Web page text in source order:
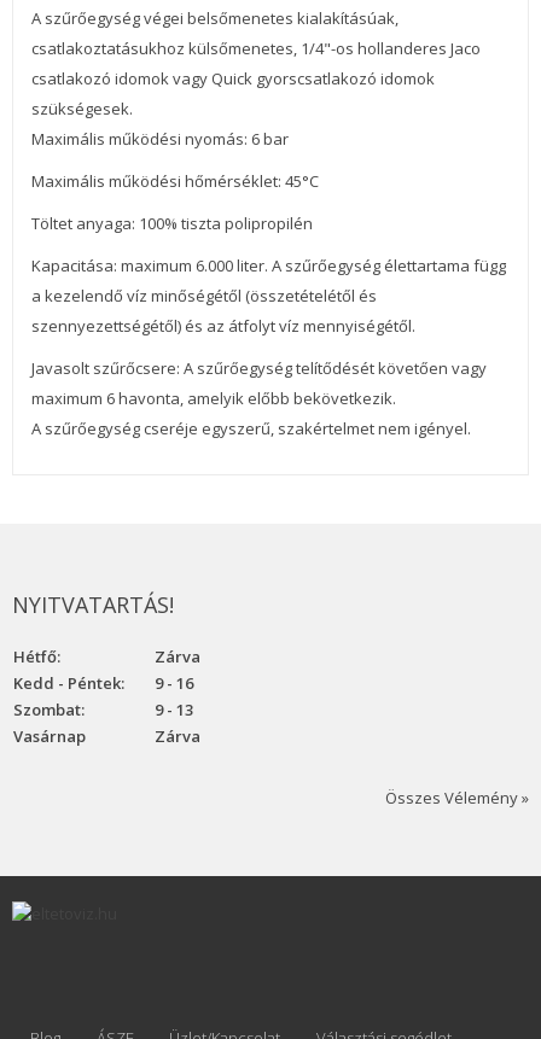
A szűrőegység végei belsőmenetes kialakításúak,
csatlakoztatásukhoz külsőmenetes, 1/4"-os hollanderes Jaco
csatlakozó idomok vagy Quick gyorscsatlakozó idomok
szükségesek.
Maximális működési nyomás: 6 bar
Maximális működési hőmérséklet: 45°C
Töltet anyaga: 100% tiszta polipropilén
Kapacitása: maximum 6.000 liter. A szűrőegység élettartama függ
a kezelendő víz minőségétől (összetételétől és
szennyezettségétől) és az átfolyt víz mennyiségétől.
Javasolt szűrőcsere: A szűrőegység telítődését követően vagy
maximum 6 havonta, amelyik előbb bekövetkezik.
A szűrőegység cseréje egyszerű, szakértelmet nem igényel.
NYITVATARTÁS!
Hétfő:
Zárva
Kedd - Péntek:
9 - 16
Szombat:
9 - 13
Vasárnap
Zárva
Összes Vélemény »